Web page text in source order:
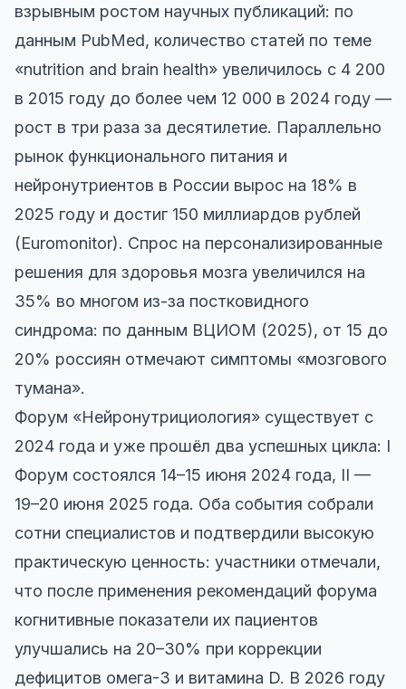
взрывным ростом научных публикаций: по
данным PubMed, количество статей по теме
«nutrition and brain health» увеличилось с 4 200
в 2015 году до более чем 12 000 в 2024 году —
рост в три раза за десятилетие. Параллельно
рынок функционального питания и
нейронутриентов в России вырос на 18% в
2025 году и достиг 150 миллиардов рублей
(Euromonitor). Спрос на персонализированные
решения для здоровья мозга увеличился на
35% во многом из-за постковидного
синдрома: по данным ВЦИОМ (2025), от 15 до
20% россиян отмечают симптомы «мозгового
тумана».
Форум «Нейронутрициология» существует с
2024 года и уже прошёл два успешных цикла: I
Форум состоялся 14–15 июня 2024 года, II —
19–20 июня 2025 года. Оба события собрали
сотни специалистов и подтвердили высокую
практическую ценность: участники отмечали,
что после применения рекомендаций форума
когнитивные показатели их пациентов
улучшались на 20–30% при коррекции
дефицитов омега-3 и витамина D. В 2026 году